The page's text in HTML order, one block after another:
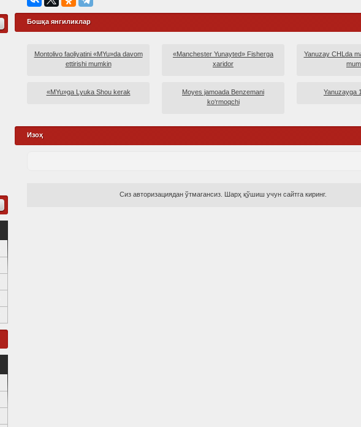
Бошқа янгиликлар
Montolivo faoliyatini «MYu»da davom
ettirishi mumkin
«Manchester Yunayted» Fisherga
xaridor
Yanuzay CHLda
«MYu»ga Lyuka Shou kerak
Moyes jamoada Benzemani
ko‘rmoqchi
Yanuzayga
Изоҳ
Сиз авторизациядан ўтмагансиз. Шарҳ қўшиш учун сайтга киринг.